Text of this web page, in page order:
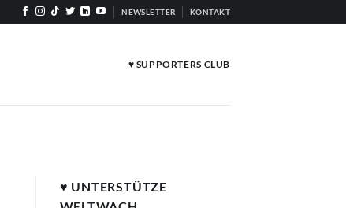
NEWSLETTER KONTAKT
♥ SUPPORTERS CLUB
♥ UNTERSTÜTZE